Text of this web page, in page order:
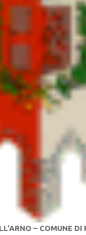
– COMUNE DI